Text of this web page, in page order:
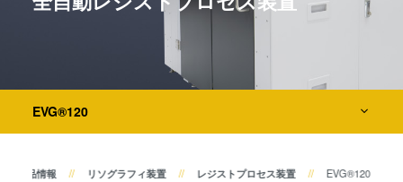
レジストプロセス
共晶接合
液相拡散(TLP)接合
金属拡散接合
フュージョン/ハイブリッド接
EVG®120
検査・計測装置
製品情報 リソグラフィ装置 レジストプロセス装置 EVG®120